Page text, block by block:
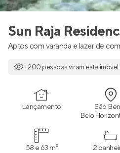
Sun Raja
Aptos com varanda e lazer de
+200 pessoas viram este
Lançamento São
Belo
58 e 63 m² 2